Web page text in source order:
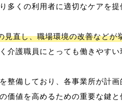
多くの利用者に適切なケアを提
直し、職場環境の改善などが
介護職員にとっても働きやすい
整備しており、各事業所が計画
価値を高めるための重要な鍵